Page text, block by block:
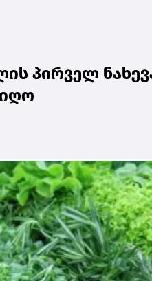
პირველ